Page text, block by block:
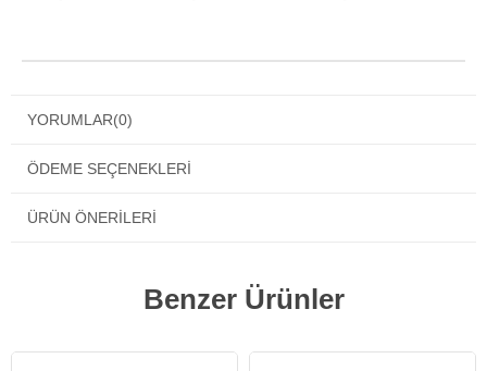
YORUMLAR(0)
ÖDEME SEÇENEKLERI
ÜRÜN ÖNERILERI
Benzer Ürünler